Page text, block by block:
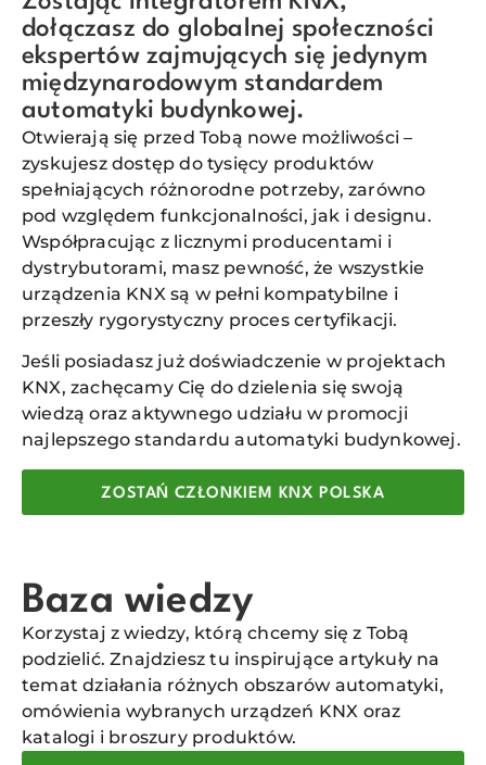
dołączasz do globalnej społeczności
ekspertów zajmujących się jedynym
międzynarodowym standardem
automatyki budynkowej.
Otwierają się przed Tobą nowe możliwości –
zyskujesz dostęp do tysięcy produktów
spełniających różnorodne potrzeby, zarówno
pod względem funkcjonalności, jak i designu.
Współpracując z licznymi producentami i
dystrybutorami, masz pewność, że wszystkie
urządzenia KNX są w pełni kompatybilne i
przeszły rygorystyczny proces certyfikacji.
Jeśli posiadasz już doświadczenie w projektach
KNX, zachęcamy Cię do dzielenia się swoją
wiedzą oraz aktywnego udziału w promocji
najlepszego standardu automatyki budynkowej.
ZOSTAŃ CZŁONKIEM KNX POLSKA
Baza wiedzy
Korzystaj z wiedzy, którą chcemy się z Tobą
podzielić. Znajdziesz tu inspirujące artykuły na
temat działania różnych obszarów automatyki,
omówienia wybranych urządzeń KNX oraz
katalogi i broszury produktów.